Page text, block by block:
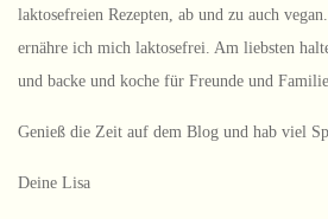
laktosefreien Rezepten, ab und zu auch
ernähre ich mich laktosefrei. Am liebsten
und backe und koche für Freunde und Familie.
Genieß die Zeit auf dem Blog und hab viel
Deine Lisa